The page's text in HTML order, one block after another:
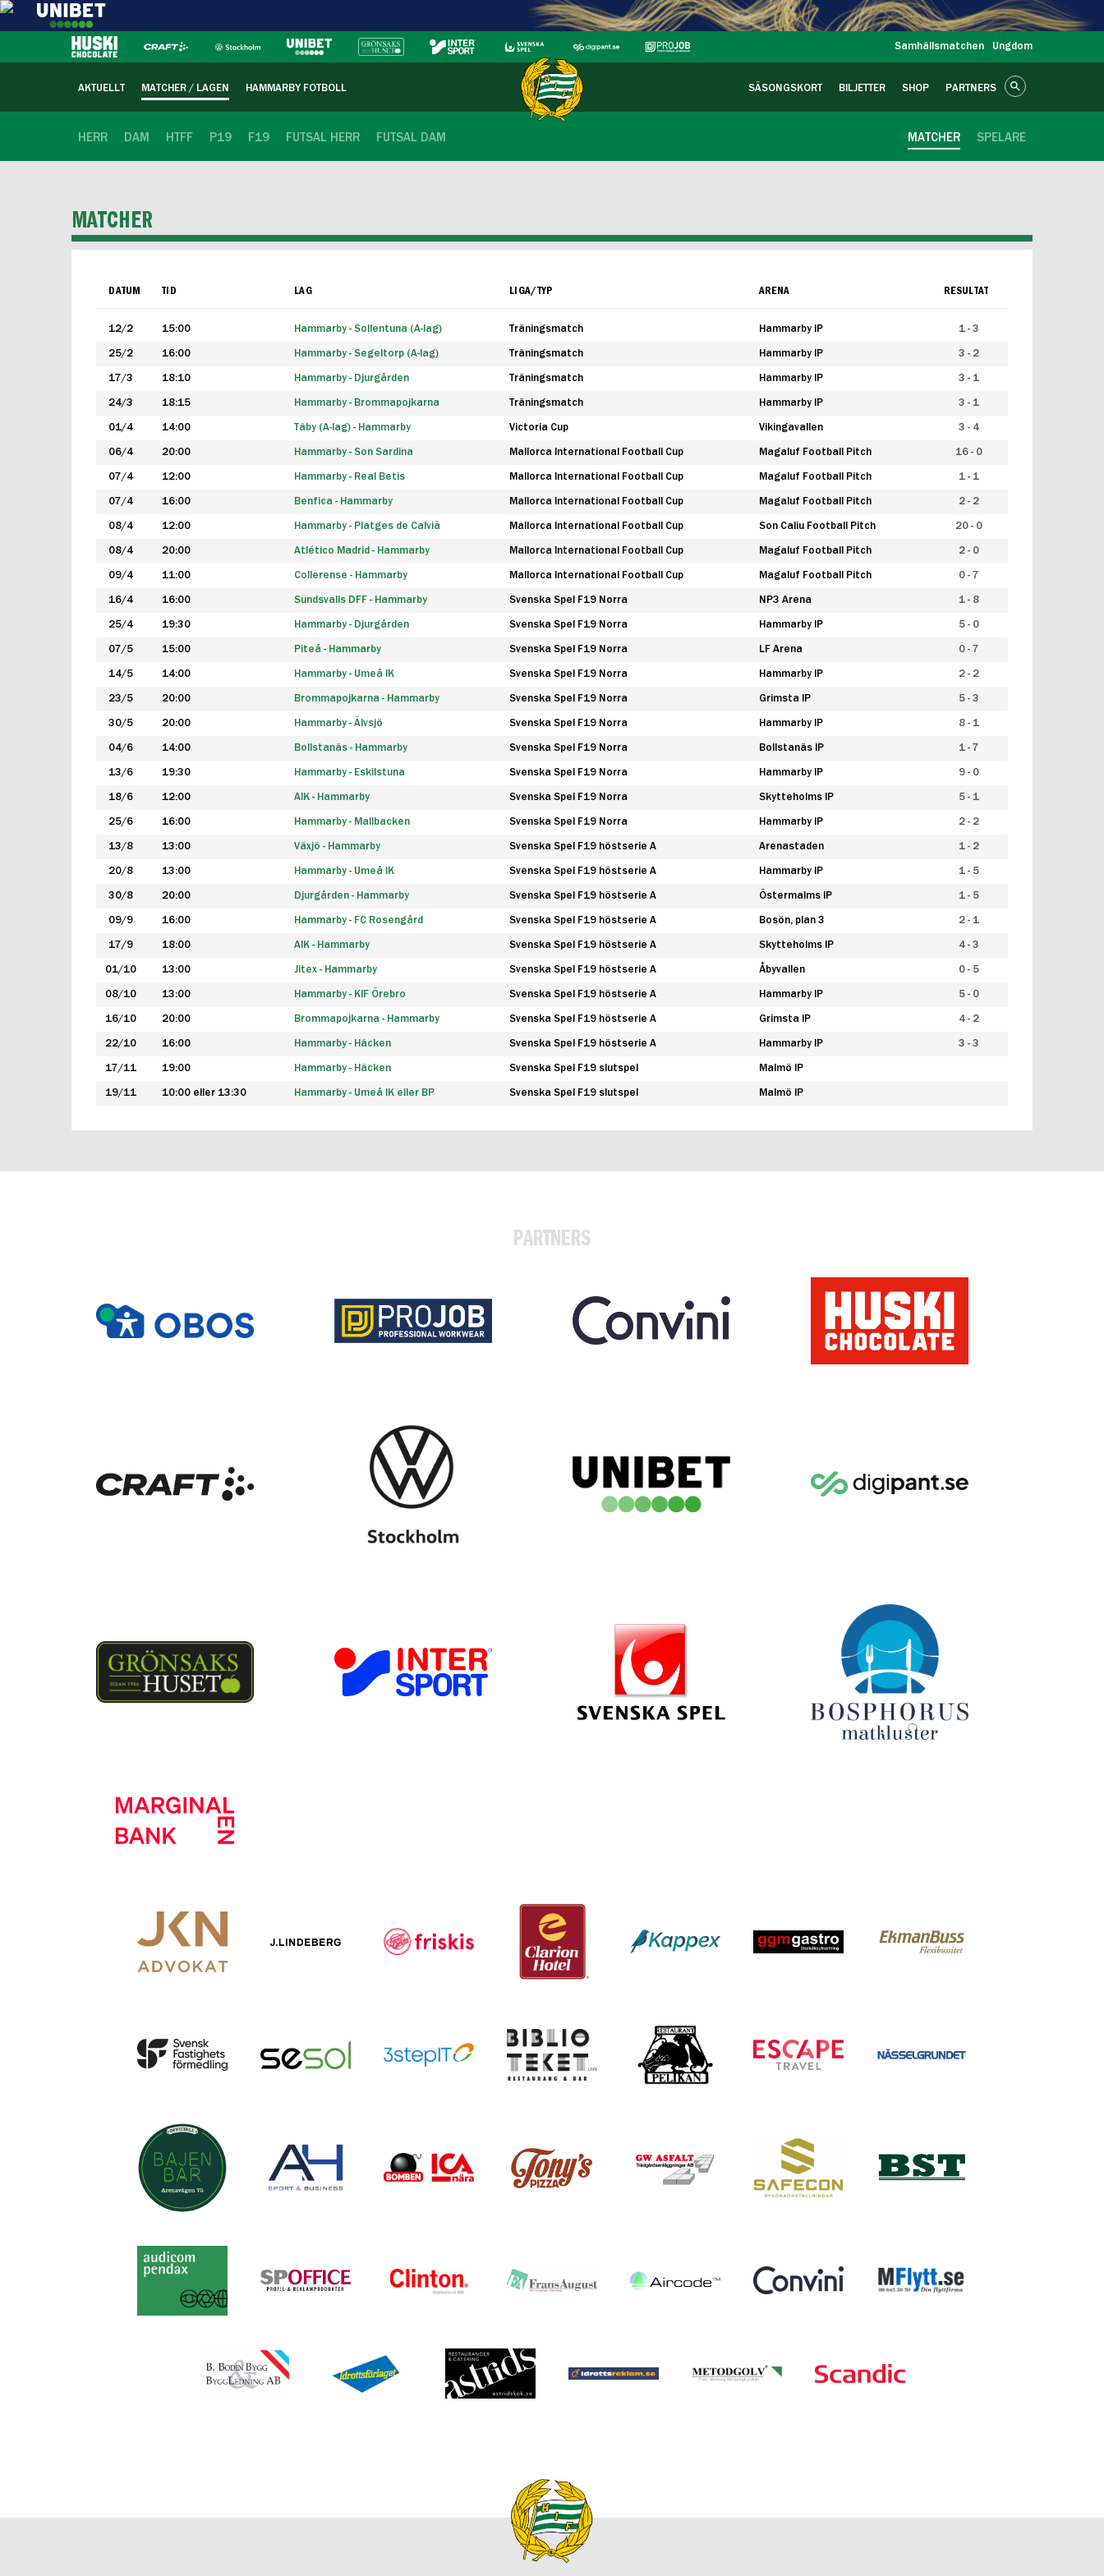
Samhällsmatchen Ungdom
AKTUELLT MATCHER / LAGEN HAMMARBY FOTBOLL SÄSONGSKORT BILJETTER SHOP PARTNERS
HERR DAM HTFF P19 F19 FUTSAL HERR FUTSAL DAM SPELARE
MATCHER
MATCHER
DATUM TID LAG LIGA/TYP ARENA RESULTAT
12/2 15:00 Hammarby - Sollentuna (A-lag) Träningsmatch Hammarby IP 1 - 3
25/2 16:00 Hammarby - Segeltorp (A-lag) Träningsmatch Hammarby IP 3 - 2
17/3 18:10 Hammarby - Djurgården Träningsmatch Hammarby IP 3 - 1
24/3 18:15 Hammarby - Brommapojkarna Träningsmatch Hammarby IP 3 - 1
01/4 14:00 Täby (A-lag) - Hammarby Victoria Cup Vikingavallen 3 - 4
06/4 20:00 Hammarby - Son Sardina Mallorca International Football Cup Magaluf Football Pitch 16 - 0
07/4 12:00 Hammarby - Real Betis Mallorca International Football Cup Magaluf Football Pitch 1 - 1
07/4 16:00 Benfica - Hammarby Mallorca International Football Cup Magaluf Football Pitch 2 - 2
08/4 12:00 Hammarby - Platges de Calvià Mallorca International Football Cup Son Caliu Football Pitch 20 - 0
08/4 20:00 Atlético Madrid - Hammarby Mallorca International Football Cup Magaluf Football Pitch 2 - 0
09/4 11:00 Collerense - Hammarby Mallorca International Football Cup Magaluf Football Pitch 0 - 7
16/4 16:00 Sundsvalls DFF - Hammarby Svenska Spel F19 Norra NP3 Arena 1 - 8
25/4 19:30 Hammarby - Djurgården Svenska Spel F19 Norra Hammarby IP 5 - 0
07/5 15:00 Piteå - Hammarby Svenska Spel F19 Norra LF Arena 0 - 7
14/5 14:00 Hammarby - Umeå IK Svenska Spel F19 Norra Hammarby IP 2 - 2
23/5 20:00 Brommapojkarna - Hammarby Svenska Spel F19 Norra Grimsta IP 5 - 3
30/5 20:00 Hammarby - Älvsjö Svenska Spel F19 Norra Hammarby IP 8 - 1
04/6 14:00 Bollstanäs - Hammarby Svenska Spel F19 Norra Bollstanäs IP 1 - 7
13/6 19:30 Hammarby - Eskilstuna Svenska Spel F19 Norra Hammarby IP 9 - 0
18/6 12:00 AIK - Hammarby Svenska Spel F19 Norra Skytteholms IP 5 - 1
25/6 16:00 Hammarby - Mallbacken Svenska Spel F19 Norra Hammarby IP 2 - 2
13/8 13:00 Växjö - Hammarby Svenska Spel F19 höstserie A Arenastaden 1 - 2
20/8 13:00 Hammarby - Umeå IK Svenska Spel F19 höstserie A Hammarby IP 1 - 5
30/8 20:00 Djurgården - Hammarby Svenska Spel F19 höstserie A Östermalms IP 1 - 5
09/9 16:00 Hammarby - FC Rosengård Svenska Spel F19 höstserie A Bosön, plan 3 2 - 1
17/9 18:00 AIK - Hammarby Svenska Spel F19 höstserie A Skytteholms IP 4 - 3
01/10 13:00 Jitex - Hammarby Svenska Spel F19 höstserie A Åbyvallen 0 - 5
08/10 13:00 Hammarby - KIF Örebro Svenska Spel F19 höstserie A Hammarby IP 5 - 0
16/10 20:00 Brommapojkarna - Hammarby Svenska Spel F19 höstserie A Grimsta IP 4 - 2
22/10 16:00 Hammarby - Häcken Svenska Spel F19 höstserie A Hammarby IP 3 - 3
17/11 19:00 Hammarby - Häcken Svenska Spel F19 slutspel Malmö IP
19/11 10:00 eller 13:30 Hammarby - Umeå IK eller BP Svenska Spel F19 slutspel Malmö IP
PARTNERS